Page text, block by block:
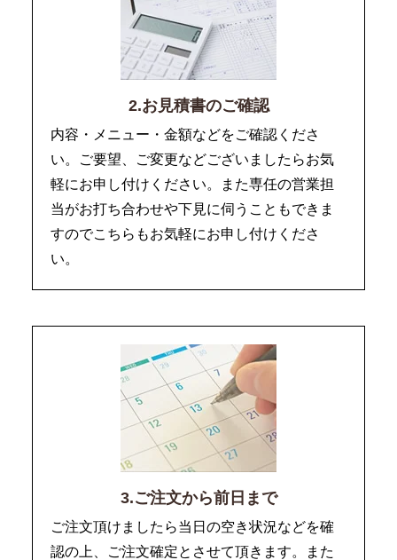
2.お見積書のご確認
内容・メニュー・金額などをご確認くださ
い。ご要望、ご変更などございましたらお気
軽にお申し付けください。また専任の営業担
当がお打ち合わせや下見に伺うこともできま
すのでこちらもお気軽にお申し付けくださ
い。
3.ご注文から前日まで
ご注文頂けましたら当日の空き状況などを確
認の上、ご注文確定とさせて頂きます。また